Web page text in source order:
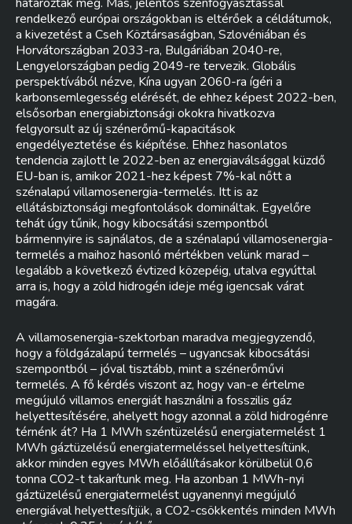
rendelkező európai országokban is eltérőek a céldátumok,
a kivezetést a Cseh Köztársaságban, Szlovéniában és
Horvátországban 2033-ra, Bulgáriában 2040-re,
Lengyelországban pedig 2049-re tervezik. Globális
perspektívából nézve, Kína ugyan 2060-ra ígéri a
karbonsemlegesség elérését, de ehhez képest 2022-ben,
elsősorban energiabiztonsági okokra hivatkozva
felgyorsult az új szénerőmű-kapacitások
engedélyeztetése és kiépítése. Ehhez hasonlatos
tendencia zajlott le 2022-ben az energiaválsággal küzdő
EU-ban is, amikor 2021-hez képest 7%-kal nőtt a
szénalapú villamosenergia-termelés. Itt is az
ellátásbiztonsági megfontolások domináltak. Egyelőre
tehát úgy tűnik, hogy kibocsátási szempontból
bármennyire is sajnálatos, de a szénalapú villamosenergia-
termelés a maihoz hasonló mértékben velünk marad –
legalább a következő évtized közepéig, utalva egyúttal
arra is, hogy a zöld hidrogén ideje még igencsak várat
magára.
A villamosenergia-szektorban maradva megjegyzendő,
hogy a földgázalapú termelés – ugyancsak kibocsátási
szempontból – jóval tisztább, mint a szénerőművi
termelés. A fő kérdés viszont az, hogy van-e értelme
megújuló villamos energiát használni a fosszilis gáz
helyettesítésére, ahelyett hogy azonnal a zöld hidrogénre
térnénk át? Ha 1 MWh széntüzelésű energiatermelést 1
MWh gáztüzelésű energiatermeléssel helyettesítünk,
akkor minden egyes MWh előállításakor körülbelül 0,6
tonna CO2-t takarítunk meg. Ha azonban 1 MWh-nyi
gáztüzelésű energiatermelést ugyanennyi megújuló
energiával helyettesítjük, a CO2-csökkentés minden MWh